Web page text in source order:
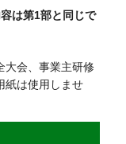
は第1部と同じで
大会、事業主研修
紙は使用しませ